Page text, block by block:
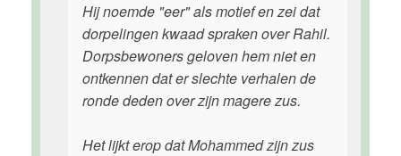
Hij noemde "eer" als motief en zei dat
dorpelingen kwaad spraken over Rahil.
Dorpsbewoners geloven hem niet en
ontkennen dat er slechte verhalen de
ronde deden over zijn magere zus.
Het lijkt erop dat Mohammed zijn zus